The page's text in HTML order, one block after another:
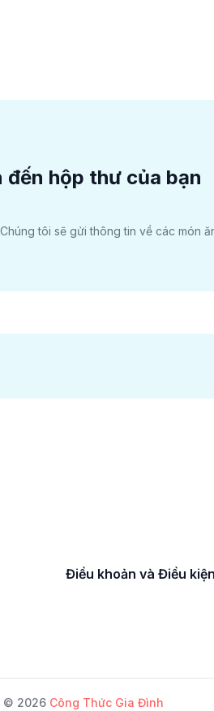
đến hộp thư của bạn
tôi sẽ gửi thông tin về các món
Điều khoản và Điều kiện
© 2026 Công Thức Gia Đình